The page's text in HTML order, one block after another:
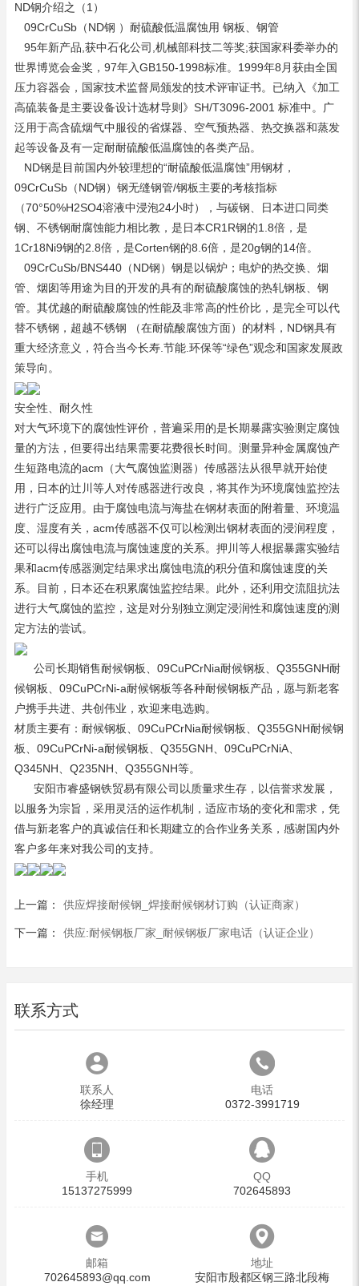
ND钢介绍之（1）
09CrCuSb（ND钢 ）耐硫酸低温腐蚀用 钢板、钢管
95年新产品,获中石化公司,机械部科技二等奖;获国家科委举办的
世界博览会金奖，97年入GB150-1998标准。1999年8月获由全国
压力容器会，国家技术监督局颁发的技术评审证书。已纳入《加工
高硫装备是主要设备设计选材导则》SH/T3096-2001 标准中。广
泛用于高含硫烟气中服役的省煤器、空气预热器、热交换器和蒸发
起等设备及有一定耐耐硫酸低温腐蚀的各类产品。
ND钢是目前国内外较理想的“耐硫酸低温腐蚀”用钢材，
09CrCuSb（ND钢）钢无缝钢管/钢板主要的考核指标
（70°50%H2SO4溶液中浸泡24小时），与碳钢、日本进口同类
钢、不锈钢耐腐蚀能力相比教，是日本CR1R钢的1.8倍，是
1Cr18Ni9钢的2.8倍，是Corten钢的8.6倍，是20g钢的14倍。
09CrCuSb/BNS440（ND钢）钢是以锅炉；电炉的热交换、烟
管、烟囱等用途为目的开发的具有的耐硫酸腐蚀的热轧钢板、钢
管。其优越的耐硫酸腐蚀的性能及非常高的性价比，是完全可以代
替不锈钢，超越不锈钢 （在耐硫酸腐蚀方面）的材料，ND钢具有
重大经济意义，符合当今长寿.节能.环保等“绿色”观念和国家发展政
策导向。
安全性、耐久性
对大气环境下的腐蚀性评价，普遍采用的是长期暴露实验测定腐蚀
量的方法，但要得出结果需要花费很长时间。测量异种金属腐蚀产
生短路电流的acm（大气腐蚀监测器）传感器法从很早就开始使
用，日本的辻川等人对传感器进行改良，将其作为环境腐蚀监控法
进行广泛应用。由于腐蚀电流与海盐在钢材表面的附着量、环境温
度、湿度有关，acm传感器不仅可以检测出钢材表面的浸润程度，
还可以得出腐蚀电流与腐蚀速度的关系。押川等人根据暴露实验结
果和acm传感器测定结果求出腐蚀电流的积分值和腐蚀速度的关
系。目前，日本还在积累腐蚀监控结果。此外，还利用交流阻抗法
进行大气腐蚀的监控，这是对分别独立测定浸润性和腐蚀速度的测
定方法的尝试。
公司长期销售耐候钢板、09CuPCrNia耐候钢板、Q355GNH耐
候钢板、09CuPCrNi-a耐候钢板等各种耐候钢板产品，愿与新老客
户携手共进、共创伟业，欢迎来电选购。
材质主要有：耐候钢板、09CuPCrNia耐候钢板、Q355GNH耐候钢
板、09CuPCrNi-a耐候钢板、Q355GNH、09CuPCrNiA、
Q345NH、Q235NH、Q355GNH等。
安阳市睿盛钢铁贸易有限公司以质量求生存，以信誉求发展，
以服务为宗旨，采用灵活的运作机制，适应市场的变化和需求，凭
借与新老客户的真诚信任和长期建立的合作业务关系，感谢国内外
客户多年来对我公司的支持。
上一篇： 供应焊接耐候钢_焊接耐候钢材订购（认证商家）
下一篇： 供应:耐候钢板厂家_耐候钢板厂家电话（认证企业）
联系方式
联系人
徐经理
电话
0372-3991719
手机
15137275999
QQ
702645893
邮箱
702645893@qq.com
地址
安阳市殷都区钢三路北段梅